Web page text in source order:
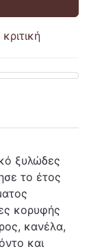
ξυλώδες
το έτος
κορυφής
κανέλα,
και